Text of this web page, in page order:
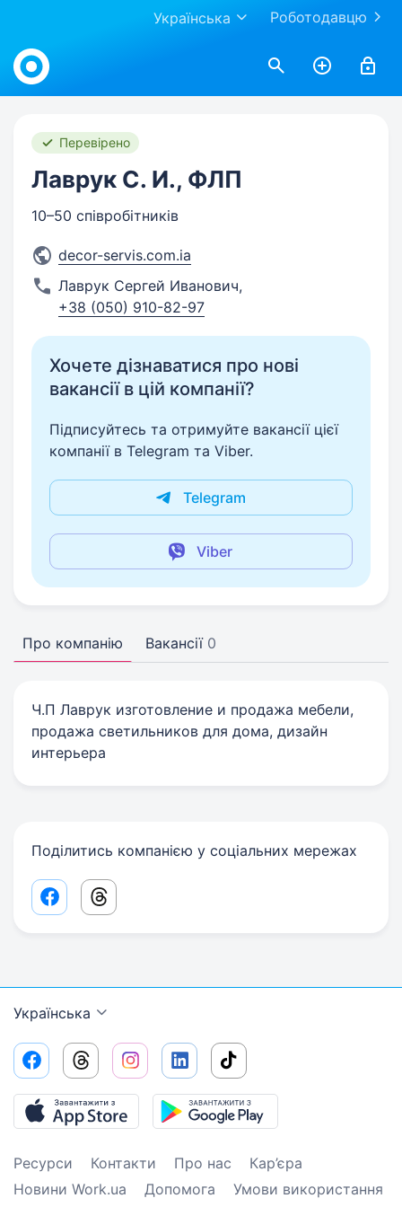
Роботодавцю
Українська
Work.ua
Перевірено
Лаврук С. И., ФЛП
10–50 співробітників
decor-servis.com.ia
Лаврук Сергей Иванович,
+38 (050) 910-82-97
Хочете дізнаватися про нові
вакансії в цій компанії?
Підписуйтесь та отримуйте вакансії цієї
компанії в Telegram та Viber.
Telegram
Viber
Про компанію Вакансії 0
Ч.П Лаврук изготовление и продажа мебели,
продажа светильников для дома, дизайн
интерьера
Поділитись компанією у соціальних мережах
Facebook share link
Threads share link
Українська
Ресурси Контакти Про нас
Кар’єра
Новини Work.ua
Допомога Умови використання